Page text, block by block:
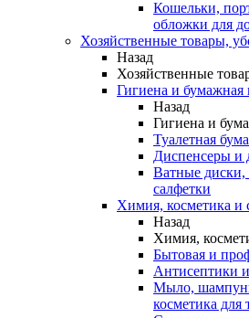
Кошельки,
обложки для
Хозяйственные товары,
Назад
Хозяйственные
Гигиена и бумажная
Назад
Гигиена и
Туалетная
Диспенсеры и
Ватные
салфетки
Химия, косметика и
Назад
Химия,
Бытовая и
Антисептики
Мыло,
косметика для